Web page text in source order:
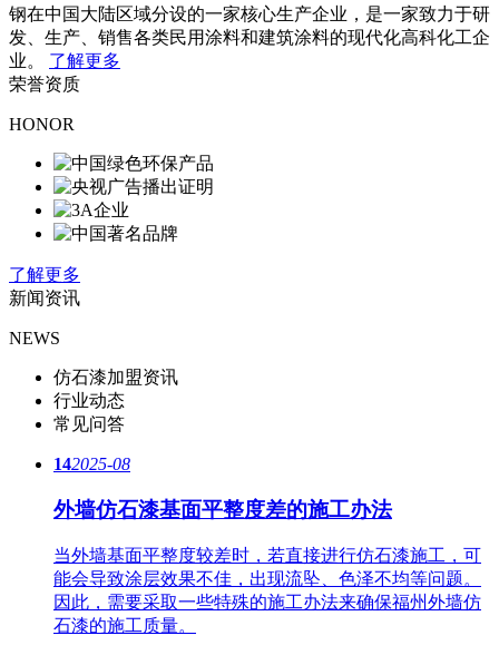
钢在中国大陆区域分设的一家核心生产企业，是一家致力于研
发、生产、销售各类民用涂料和建筑涂料的现代化高科化工企
业。 了解更多
荣誉资质
HONOR
了解更多
新闻资讯
NEWS
仿石漆加盟资讯
行业动态
常见问答
142025-08
外墙仿石漆基面平整度差的施工办法
当外墙基面平整度较差时，若直接进行仿石漆施工，可
能会导致涂层效果不佳，出现流坠、色泽不均等问题。
因此，需要采取一些特殊的施工办法来确保福州外墙仿
石漆的施工质量。